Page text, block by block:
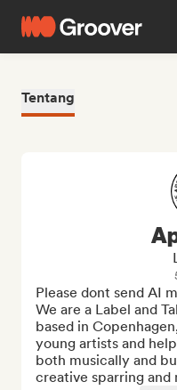
Tentang
Please dont send AI
We are a Label and
based in
young artists and
both musically and
creative sparring and